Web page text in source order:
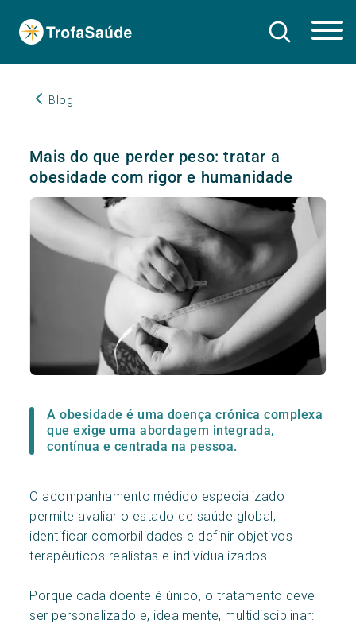
Blog
Mais do que perder peso: tratar a
obesidade com rigor e humanidade
A obesidade é uma doença crónica complexa
que exige uma abordagem integrada,
contínua e centrada na pessoa.
O acompanhamento médico especializado
permite avaliar o estado de saúde global,
identificar comorbilidades e definir objetivos
terapêuticos realistas e individualizados.
Porque cada doente é único, o tratamento deve
ser personalizado e, idealmente, multidisciplinar: